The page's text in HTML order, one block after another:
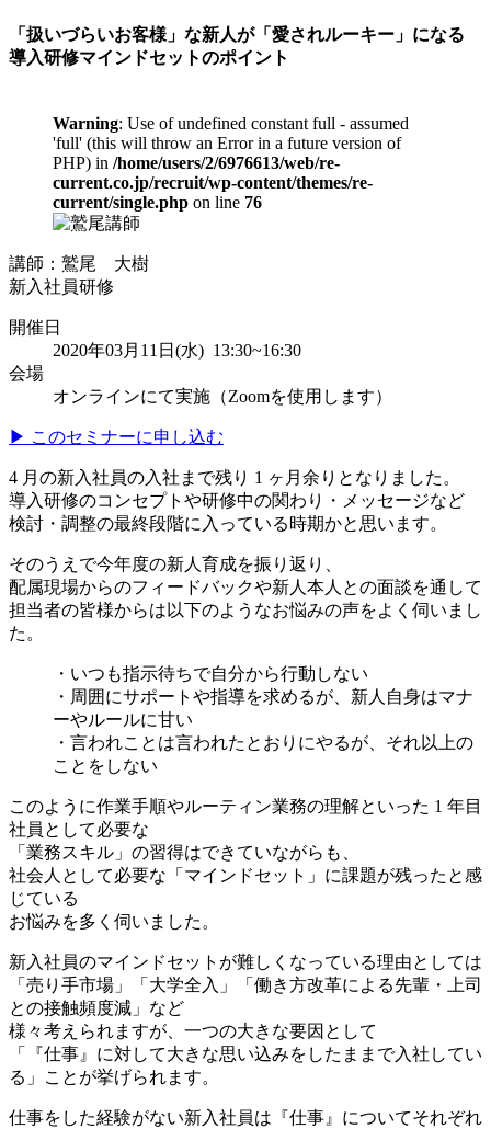
「扱いづらいお客様」な新人が「愛されルーキー」になる
導入研修マインドセットのポイント
Warning: Use of undefined constant full - assumed
'full' (this will throw an Error in a future version of
PHP) in /home/users/2/6976613/web/re-
current.co.jp/recruit/wp-content/themes/re-
current/single.php on line 76
講師：鷲尾 大樹
新入社員研修
開催日
2020年03月11日(水) 13:30~16:30
会場
オンラインにて実施（Zoomを使用します）
▶ このセミナーに申し込む
4 月の新入社員の入社まで残り 1 ヶ月余りとなりました。
導入研修のコンセプトや研修中の関わり・メッセージなど
検討・調整の最終段階に入っている時期かと思います。
そのうえで今年度の新人育成を振り返り、
配属現場からのフィードバックや新人本人との面談を通して
担当者の皆様からは以下のようなお悩みの声をよく伺いまし
た。
・いつも指示待ちで自分から行動しない
・周囲にサポートや指導を求めるが、新人自身はマナ
ーやルールに甘い
・言われことは言われたとおりにやるが、それ以上の
ことをしない
このように作業手順やルーティン業務の理解といった 1 年目
社員として必要な
「業務スキル」の習得はできていながらも、
社会人として必要な「マインドセット」に課題が残ったと感
じている
お悩みを多く伺いました。
新入社員のマインドセットが難しくなっている理由としては
「売り手市場」「大学全入」「働き方改革による先輩・上司
との接触頻度減」など
様々考えられますが、一つの大きな要因として
「『仕事』に対して大きな思い込みをしたままで入社してい
る」ことが挙げられます。
仕事をした経験がない新入社員は『仕事』についてそれぞれ